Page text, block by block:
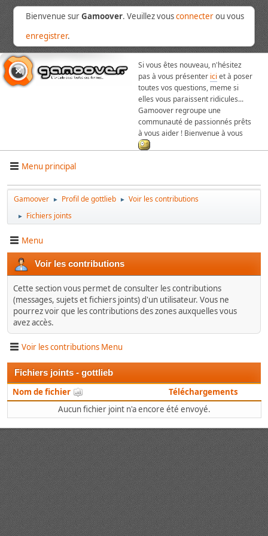
Bienvenue surGamoover. Veuillez vousconnecterou vous
enregistrer.
Si vous êtes nouveau, n'hésitez
pas à vous présenter ici et à poser
toutes vos questions, meme si
elles vous paraissent ridicules...
Gamoover regroupe une
communauté de passionnés prêts
à vous aider ! Bienvenue à vous
Menu principal
Gamoover ► Profil de gottlieb ► Voir les contributions
► Fichiers joints
Menu
Voir les contributions
Cette section vous permet de consulter les contributions
(messages, sujets et fichiers joints) d'un utilisateur. Vous ne
pourrez voir que les contributions des zones auxquelles vous
avez accès.
Voir les contributions Menu
Fichiers joints - gottlieb
Nom de fichier
Téléchargements
Aucun fichier joint n'a encore été envoyé.